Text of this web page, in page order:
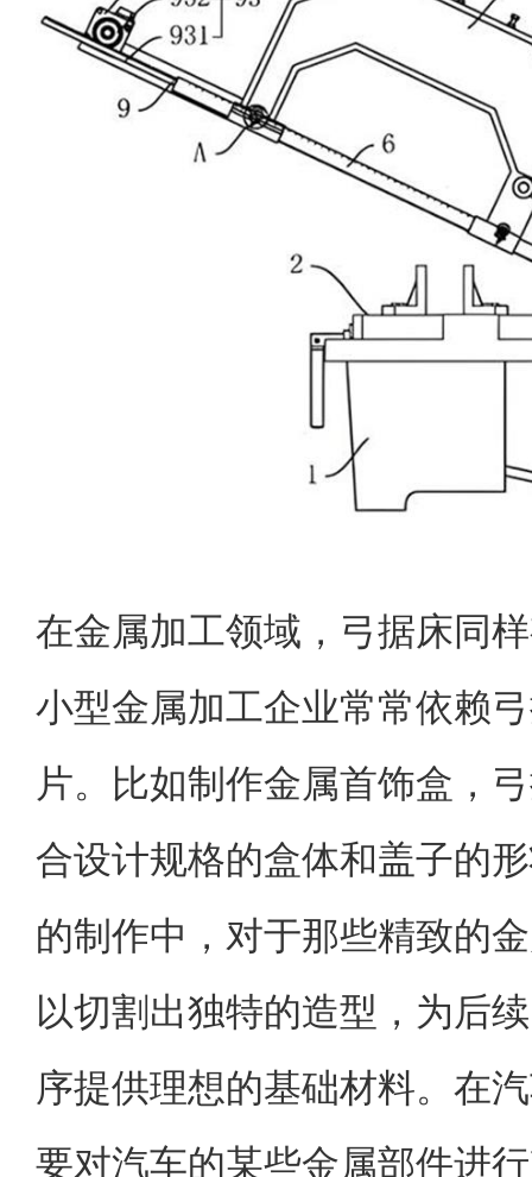
在金属加工领域，弓据床同
小型金属加工企业常常依赖
片。比如制作金属首饰盒，
合设计规格的盒体和盖子的
的制作中，对于那些精致的
以切割出独特的造型，为后
序提供理想的基础材料。在
要对汽车的某些金属部件进